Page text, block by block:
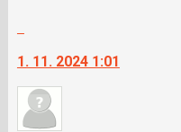
a
P
pro
předchozí
další
nový
názor.
1. 11. 2024 1:01